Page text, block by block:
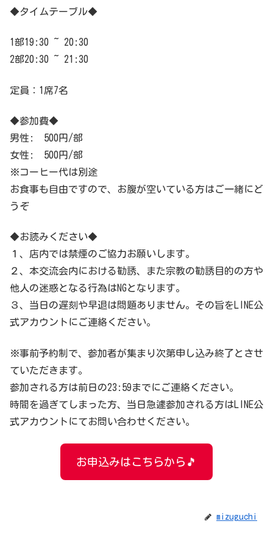
◆タイムテーブル◆
1 部19:30 ~ 20:30
2部20:30 ~ 21:30
定員：1席7名
◆参加費◆
男性: 500円/部
女性: 500円/部
※コーヒー代は別途
お食事も自由ですので、お腹が空いている方はご一緒にど
うぞ
◆お読みください◆
１、店内では禁煙のご協力お願いします。
２、本交流会内における勧誘、また宗教の勧誘目的の方や
他人の迷惑となる行為はNGとなります。
３、当日の遅刻や早退は問題ありません。その旨をLINE公
式アカウントにご連絡ください。
※事前予約制で、参加者が集まり次第申し込み終了とさせ
ていただきます。
参加される方は前日の23:59までにご連絡ください。
時間を過ぎてしまった方、当日急遽参加される方はLINE公
式アカウントにてお問い合わせください。
お申込みはこちらから🎵
mizuguchi